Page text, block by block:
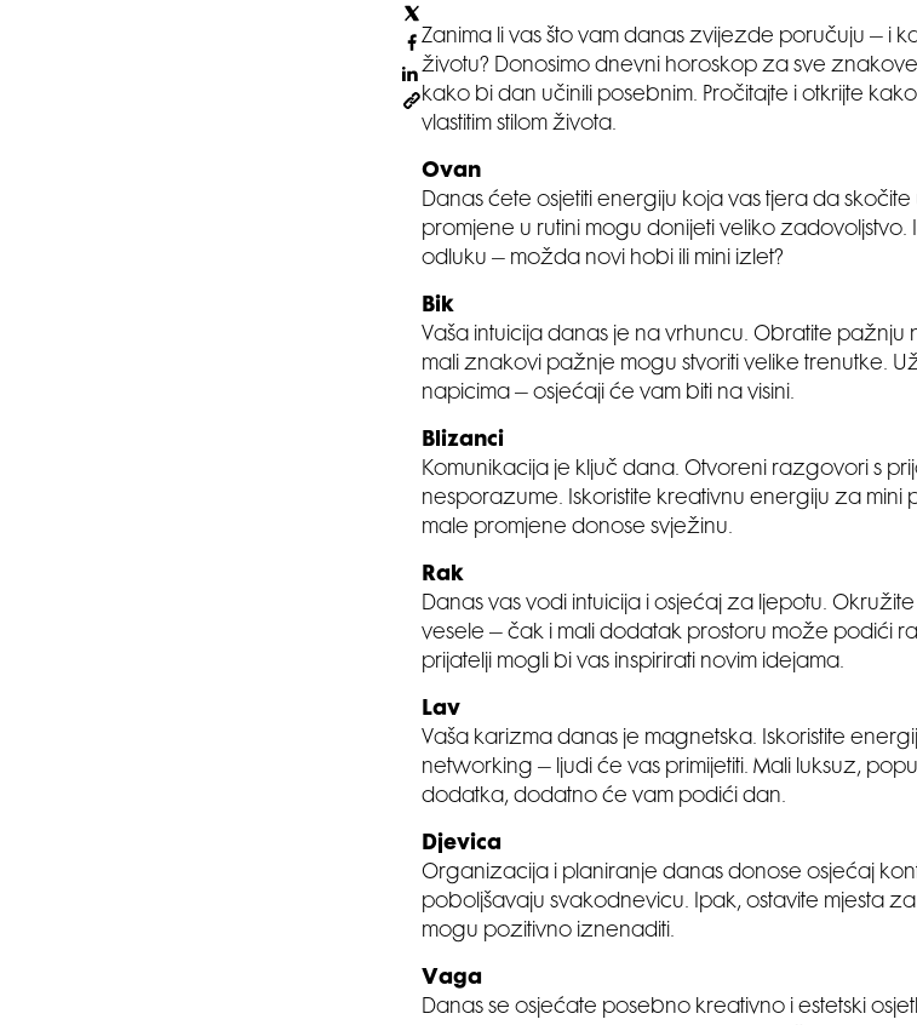
Zanima li vas što vam danas zvijezde poručuju – i
životu? Donosimo dnevni horoskop za sve
kako bi dan učinili posebnim. Pročitajte i otkrijte
vlastitim stilom života.
Ovan
Danas ćete osjetiti energiju koja vas tjera da
promjene u rutini mogu donijeti veliko zadovoljstvo.
odluku – možda novi hobi ili mini izlet?
Bik
Vaša intuicija danas je na vrhuncu. Obratite pažnju
mali znakovi pažnje mogu stvoriti velike trenutke.
napicima – osjećaji će vam biti na visini.
Blizanci
Komunikacija je ključ dana. Otvoreni razgovori s
nesporazume. Iskoristite kreativnu energiju za mini
male promjene donose svježinu.
Rak
Danas vas vodi intuicija i osjećaj za ljepotu.
vesele – čak i mali dodatak prostoru može podići
prijatelji mogli bi vas inspirirati novim idejama.
Lav
Vaša karizma danas je magnetska. Iskoristite
networking – ljudi će vas primijetiti. Mali luksuz,
dodatka, dodatno će vam podići dan.
Djevica
Organizacija i planiranje danas donose osjećaj
poboljšavaju svakodnevicu. Ipak, ostavite mjesta
mogu pozitivno iznenaditi.
Vaga
Danas se osjećate posebno kreativno i estetski